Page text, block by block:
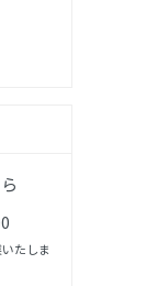
たしま